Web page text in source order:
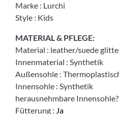
Marke : Lurchi
Style : Kids
MATERIAL & PFLEGE:
Material : leather/suede
Innenmaterial : Synthetik
Außensohle :
Innensohle : Synthetik
herausnehmbare Innensohle?
Fütterung : Ja